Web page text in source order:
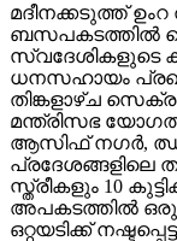
മദീനക്കടുത്ത്
ബസപകടത്തില്‍
സ്വദേശികളുടെ
ധനസഹായം
തിങ്കളാഴ്ച
മന്ത്രിസഭ
ആസിഫ് നഗര്‍,
പ്രദേശങ്ങളിലെ
സ്ത്രീകളും 10
അപകടത്തില്‍ ഒരു
ഒറ്റയടിക്ക്